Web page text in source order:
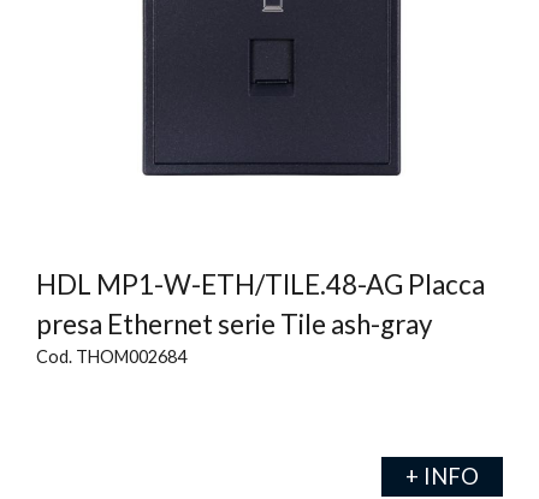
HDL MP1-W-ETH/TILE.48-AG Placca
presa Ethernet serie Tile ash-gray
Cod. THOM002684
+ INFO